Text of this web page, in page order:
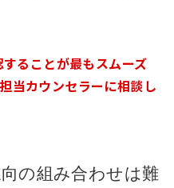
ることが最もスムーズ
当カウンセラーに相談し
の組み合わせは難